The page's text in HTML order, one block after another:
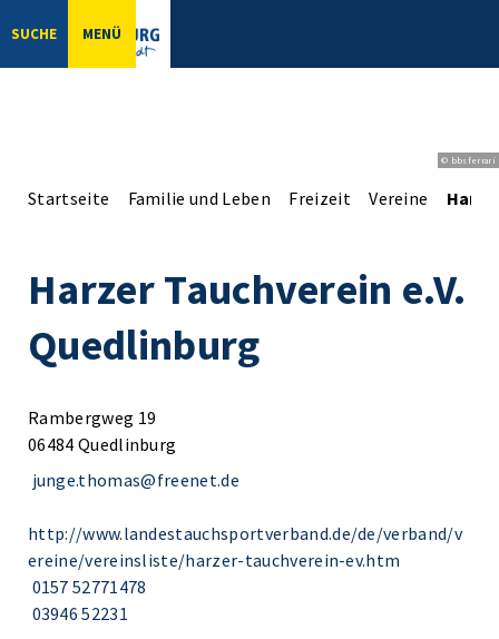
SUCHE MENÜ
© bbsferrari
Startseite Familie und Leben Freizeit Vereine
Harzer Tauchverein e.V.
Quedlinburg
Rambergweg 19
06484 Quedlinburg
junge.thomas@freenet.de
http://www.landestauchsportverband.de/de/verband/v
ereine/vereinsliste/harzer-tauchverein-ev.htm
0157 52771478
03946 52231